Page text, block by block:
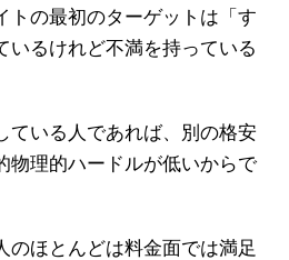
トの最初のターゲットは「す
いるけれど不満を持っている
ている人であれば、別の格安
物理的ハードルが低いからで
のほとんどは料金面では満足